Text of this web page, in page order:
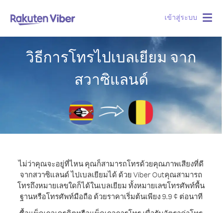
เข้าสู่ระบบ
วิธีการโทรไปเบลเยียม จาก
สวาซิแลนด์
ไม่ว่าคุณจะอยู่ที่ไหน คุณก็สามารถโทรด้วยคุณภาพเสียงที่ดี
จากสวาซิแลนด์ ไปเบลเยียมได้ ด้วย Viber Outคุณสามารถ
โทรถึงหมายเลขใดก็ได้ในเบลเยียม ทั้งหมายเลขโทรศัพท์พื้น
ฐานหรือโทรศัพท์มือถือ ด้วยราคาเริ่มต้นเพียง 9.9 ¢ ต่อนาที